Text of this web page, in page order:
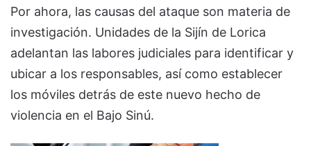
Por ahora, las causas del ataque son materia de
investigación. Unidades de la Sijín de Lorica
adelantan las labores judiciales para identificar y
ubicar a los responsables, así como establecer
los móviles detrás de este nuevo hecho de
violencia en el Bajo Sinú.